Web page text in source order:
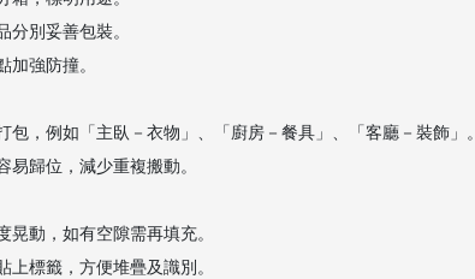
分別妥善包裝。
加強防撞。
包，例如「主臥－衣物」、「廚房－餐具」、「客廳－裝飾」。
歸位，減少重複搬動。
動，如有空隙需再填充。
標籤，方便堆疊及識別。